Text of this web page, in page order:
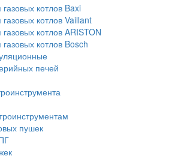
котлов Baxi
котлов Vaillant
котлов ARISTON
котлов Bosch
печей
пушек